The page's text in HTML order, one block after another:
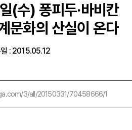
(수) 퐁피두·바비칸
문화의 산실이 온다
: 2015.05.12
3/all/20150331/70458666/1